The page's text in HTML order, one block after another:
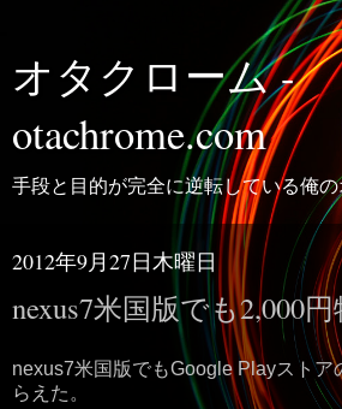
オタクローム -
otachrome.com
手段と目的が完全に逆転している俺
2012年9月27日木曜日
nexus7米国版でも2,000
nexus7米国版でもGoogle Playストア
らえた。